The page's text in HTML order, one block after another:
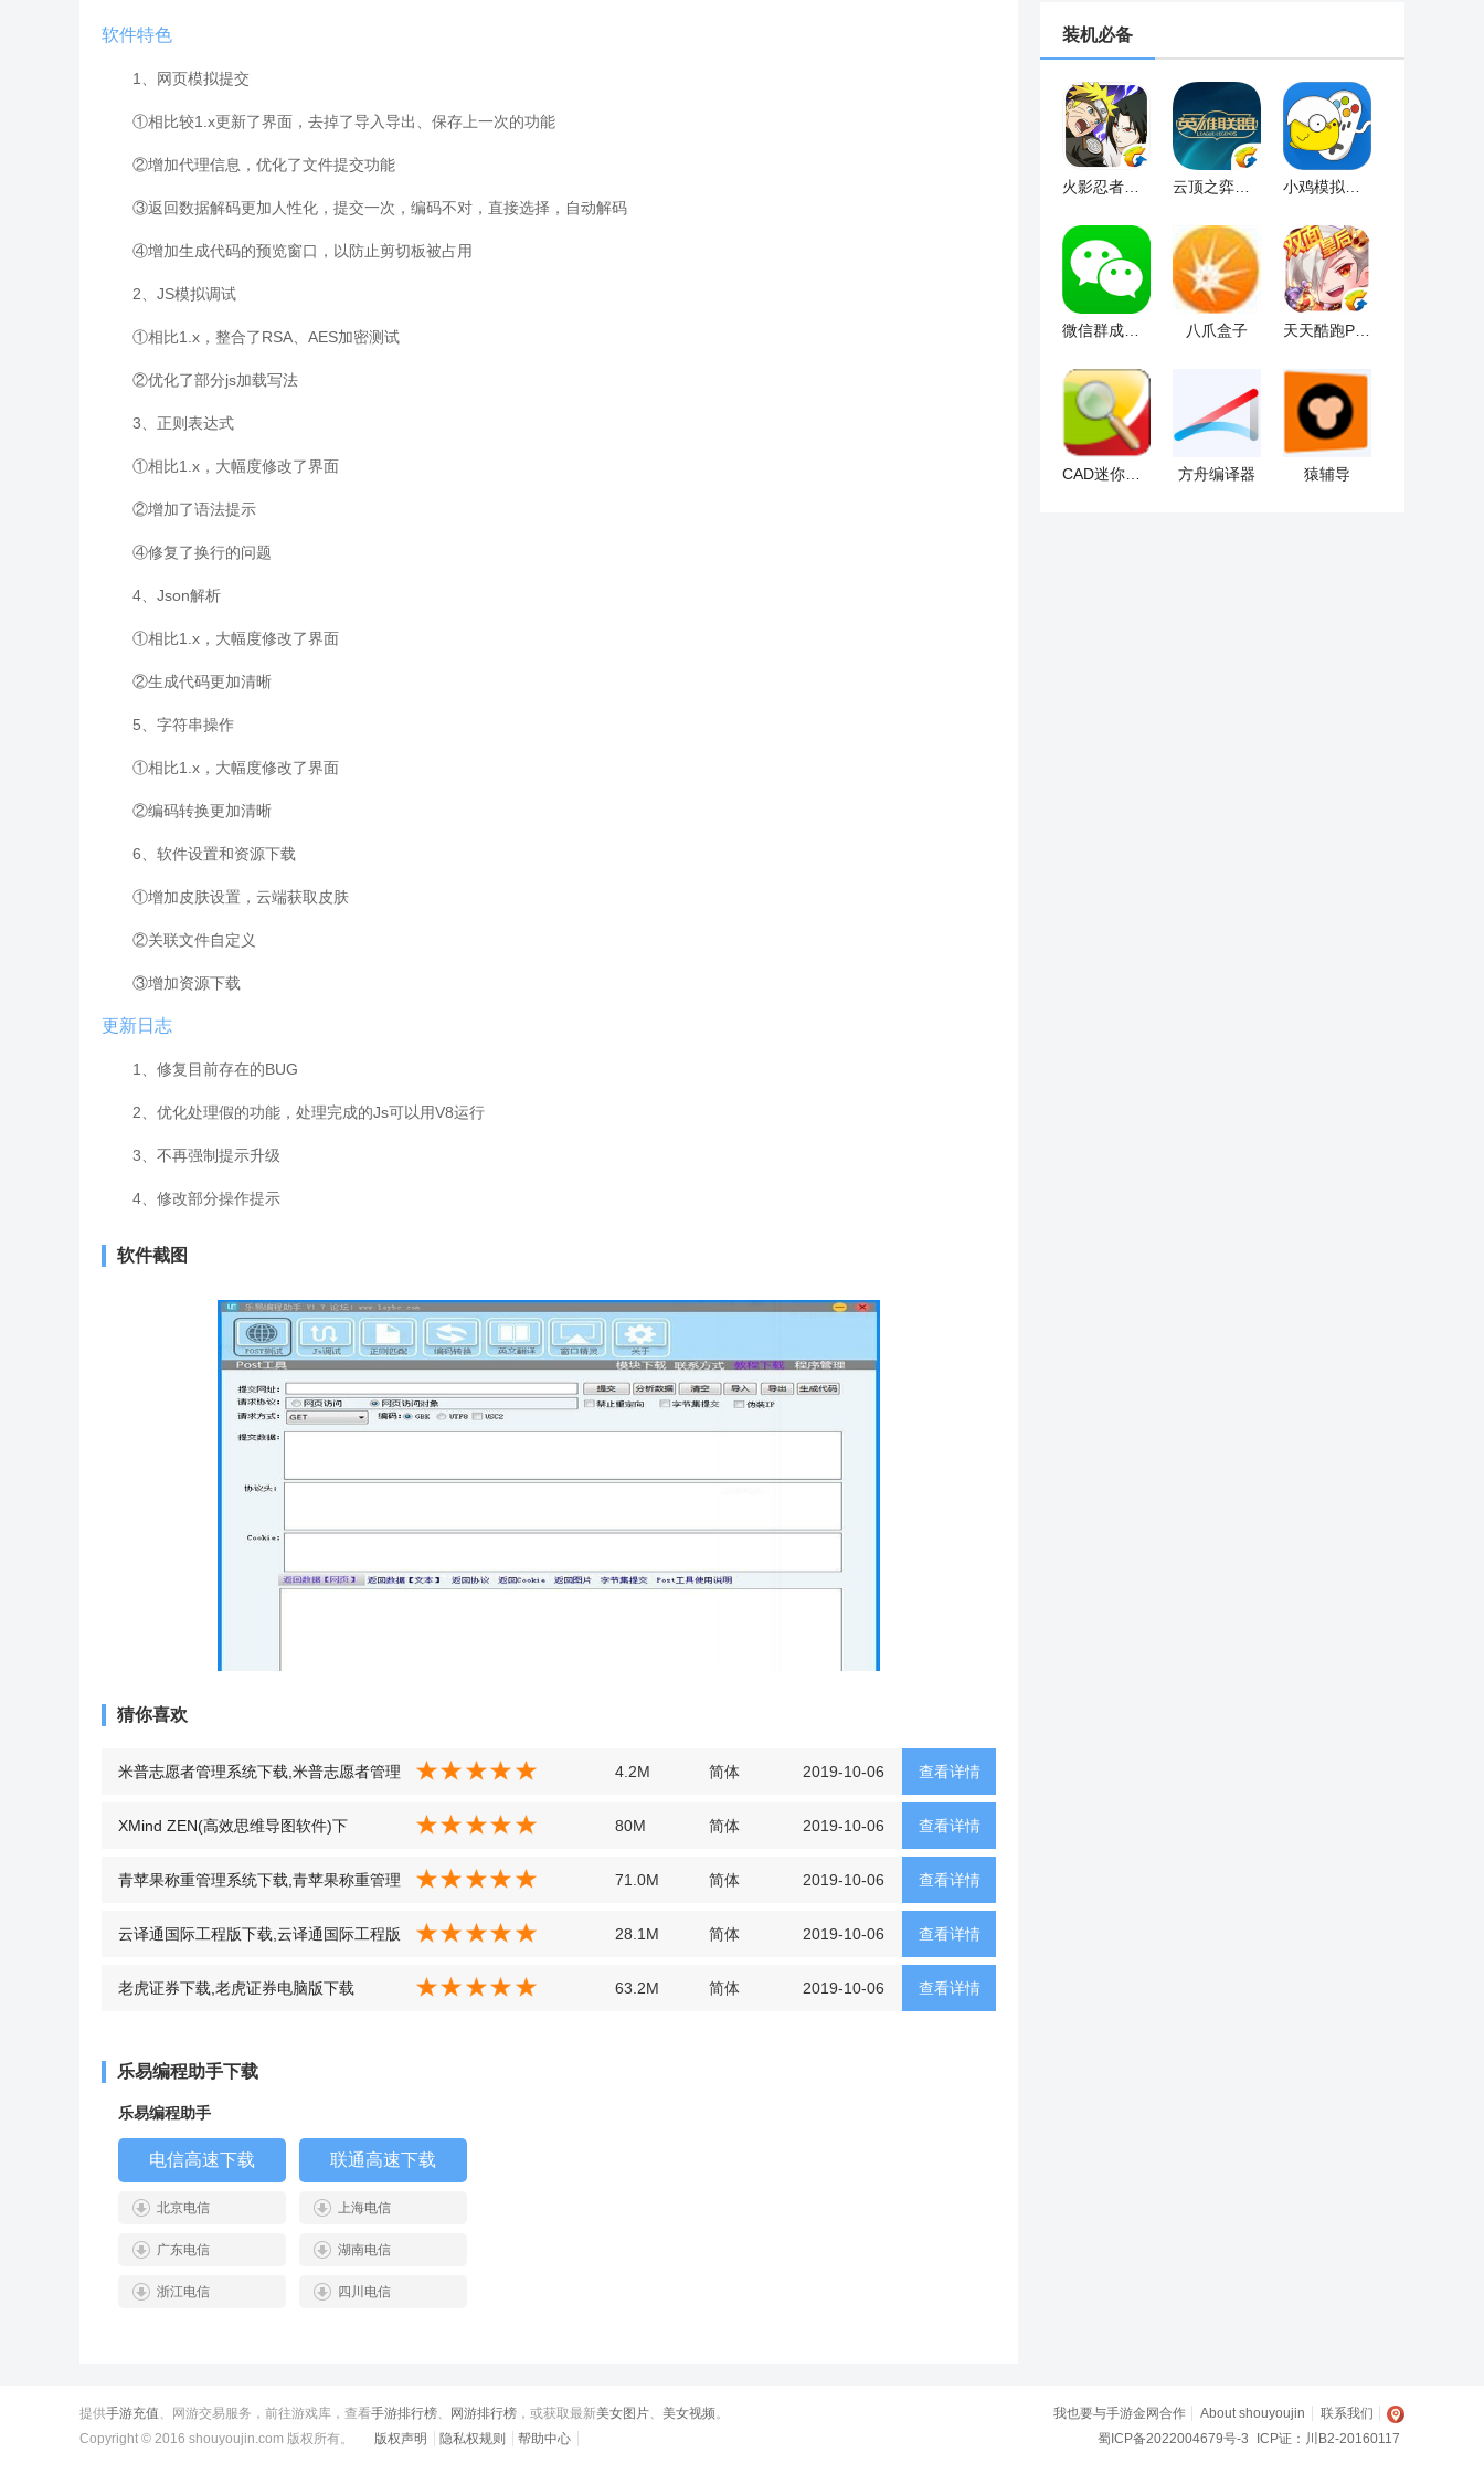
软件特色
1、网页模拟提交
①相比较1.x更新了界面，去掉了导入导出、保存上一次的功能
②增加代理信息，优化了文件提交功能
③返回数据解码更加人性化，提交一次，编码不对，直接选择，自动解码
④增加生成代码的预览窗口，以防止剪切板被占用
2、JS模拟调试
①相比1.x，整合了RSA、AES加密测试
②优化了部分js加载写法
3、正则表达式
①相比1.x，大幅度修改了界面
②增加了语法提示
④修复了换行的问题
4、Json解析
①相比1.x，大幅度修改了界面
②生成代码更加清晰
5、字符串操作
①相比1.x，大幅度修改了界面
②编码转换更加清晰
6、软件设置和资源下载
①增加皮肤设置，云端获取皮肤
②关联文件自定义
③增加资源下载
更新日志
1、修复目前存在的BUG
2、优化处理假的功能，处理完成的Js可以用V8运行
3、不再强制提示升级
4、修改部分操作提示
软件截图
猜你喜欢
查看详情
米普志愿者管理系统下载,米普志愿者管理
系统电脑版下载 v2018 v2018
4.2M 简体 2019-10-06
查看详情
XMind ZEN(高效思维导图软件)下
载,XMind ZEN官方免费下载 v9.1.3.0
80M 简体 2019-10-06
查看详情
青苹果称重管理系统下载,青苹果称重管理
系统电脑版下载 v10.49 v10.49
71.0M 简体 2019-10-06
查看详情
云译通国际工程版下载,云译通国际工程版
pc下载 v2.2.0.2 v2.2.0.2
28.1M 简体 2019-10-06
查看详情
老虎证券下载,老虎证券电脑版下载 63.2M 简体 2019-10-06
乐易编程助手下载
乐易编程助手
电信高速下载 联通高速下载
北京电信 上海电信
广东电信 湖南电信
浙江电信 四川电信
装机必备
八爪盒子
方舟编译器 猿辅导
提供手游充值、网游交易服务，前往游戏库，查看手游排行榜、 网游排行榜 ，或获取最新美女图片、 美女视频。 我也要与手游金网合作 About shouyoujin
联系我们
Copyright © 2016 shouyoujin.com 版权所有。
版权声明 隐私权规则 帮助中心 蜀ICP备2022004679号-3 ICP证：川B2-20160117